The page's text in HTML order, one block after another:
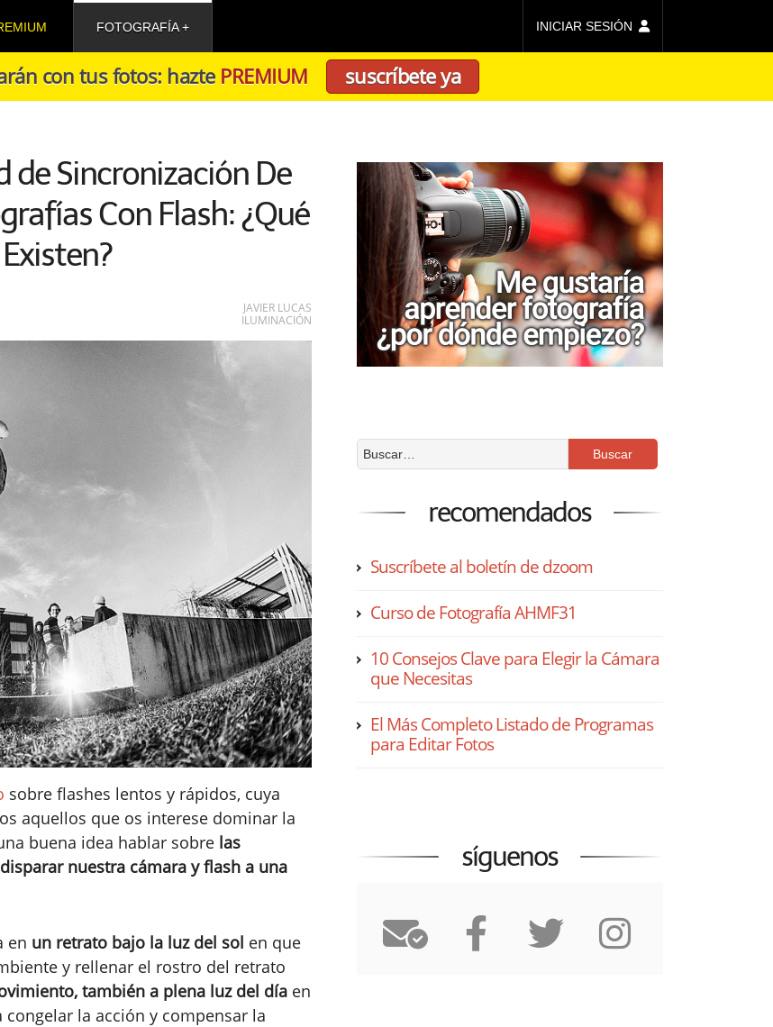
FOTOGRAFÍA INICIAR SESIÓN
con tus fotos: hazte PREMIUM suscríbete ya
de Sincronización De
Con Flash: ¿Qué
JAVIER LUCAS
ILUMINACIÓN
sobre flashes lentos y rápidos, cuya
aquellos que os interese dominar la
buena idea hablar sobre las
nuestra cámara y flash a una
en un retrato bajo la luz del sol en que
y rellenar el rostro del retrato
también a plena luz del día en
la acción y compensar la
recomendados
Suscríbete al boletín de dzoom
Curso de Fotografía AHMF31
10 Consejos Clave para Elegir la Cámara
que Necesitas
El Más Completo Listado de Programas
para Editar Fotos
síguenos